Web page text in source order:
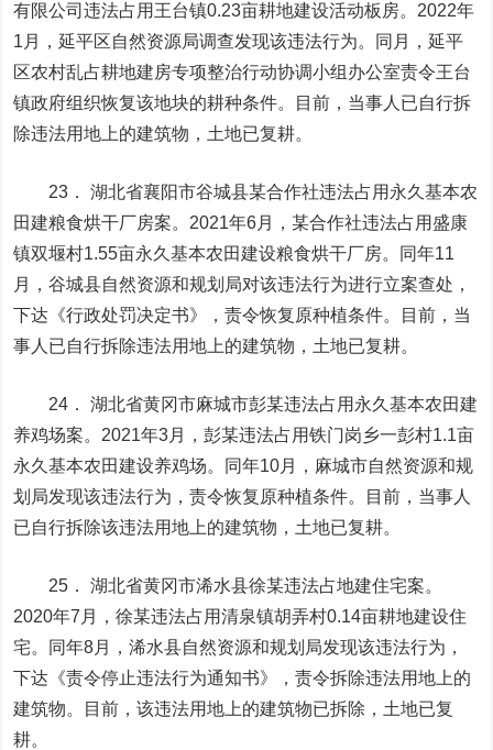
有限公司违法占用王台镇0.23亩耕地建设活动板房。2022年
1月，延平区自然资源局调查发现该违法行为。同月，延平
区农村乱占耕地建房专项整治行动协调小组办公室责令王台
镇政府组织恢复该地块的耕种条件。目前，当事人已自行拆
除违法用地上的建筑物，土地已复耕。
23． 湖北省襄阳市谷城县某合作社违法占用永久基本农
田建粮食烘干厂房案。2021年6月，某合作社违法占用盛康
镇双堰村1.55亩永久基本农田建设粮食烘干厂房。同年11
月，谷城县自然资源和规划局对该违法行为进行立案查处，
下达《行政处罚决定书》，责令恢复原种植条件。目前，当
事人已自行拆除违法用地上的建筑物，土地已复耕。
24． 湖北省黄冈市麻城市彭某违法占用永久基本农田建
养鸡场案。2021年3月，彭某违法占用铁门岗乡一彭村1.1亩
永久基本农田建设养鸡场。同年10月，麻城市自然资源和规
划局发现该违法行为，责令恢复原种植条件。目前，当事人
已自行拆除该违法用地上的建筑物，土地已复耕。
25． 湖北省黄冈市浠水县徐某违法占地建住宅案。
2020年7月，徐某违法占用清泉镇胡弄村0.14亩耕地建设住
宅。同年8月，浠水县自然资源和规划局发现该违法行为，
下达《责令停止违法行为通知书》，责令拆除违法用地上的
建筑物。目前，该违法用地上的建筑物已拆除，土地已复
耕。